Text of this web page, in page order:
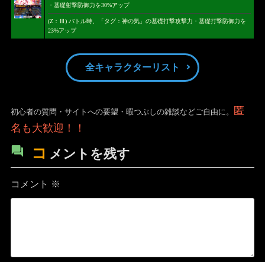
・基礎射撃防御力を30%アップ
(Z：Ⅲ) バトル時、「タグ：神の気」の基礎打撃攻撃力・基礎打撃防御力を
23%アップ
全キャラクターリスト
初心者の質問・サイトへの要望・暇つぶしの雑談などご自由に。
匿
名も大歓迎！！
コ メントを残す
コメント ※